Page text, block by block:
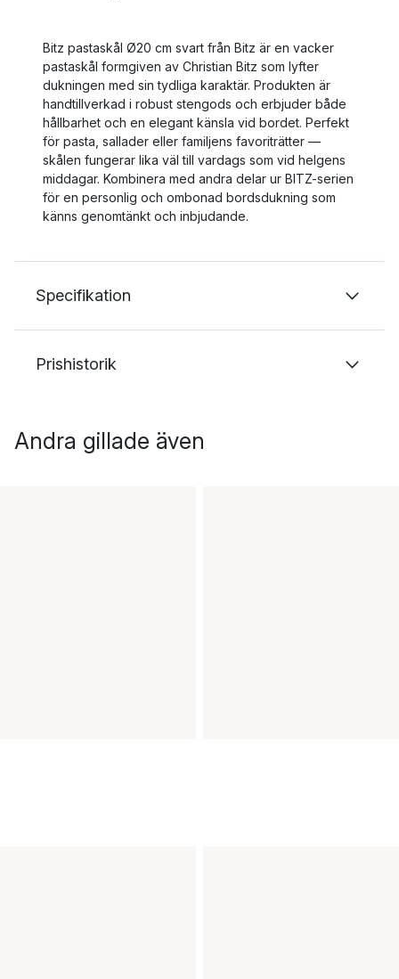
Bitz pastaskål Ø20 cm svart från Bitz är en vacker
pastaskål formgiven av Christian Bitz som lyfter
dukningen med sin tydliga karaktär. Produkten är
handtillverkad i robust stengods och erbjuder både
hållbarhet och en elegant känsla vid bordet. Perfekt
för pasta, sallader eller familjens favoriträtter —
skålen fungerar lika väl till vardags som vid helgens
middagar. Kombinera med andra delar ur BITZ-serien
för en personlig och ombonad bordsdukning som
känns genomtänkt och inbjudande.
Specifikation
Prishistorik
Andra gillade även